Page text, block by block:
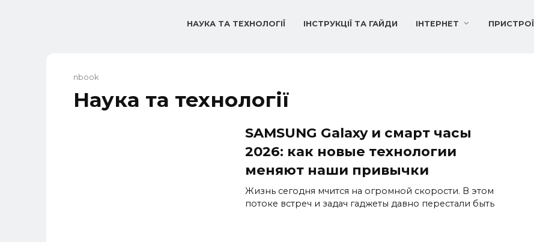
НАУКА ТА ТЕХНОЛОГІЇ ІНСТРУКЦІЇ ТА ГАЙДИ ІНТЕРНЕТ ПРИСТРОЇ
nbook
Наука та технології
SAMSUNG Galaxy и смарт часы
2026: как новые технологии
меняют наши привычки
Жизнь сегодня мчится на огромной скорости. В этом
потоке встреч и задач гаджеты давно перестали быть